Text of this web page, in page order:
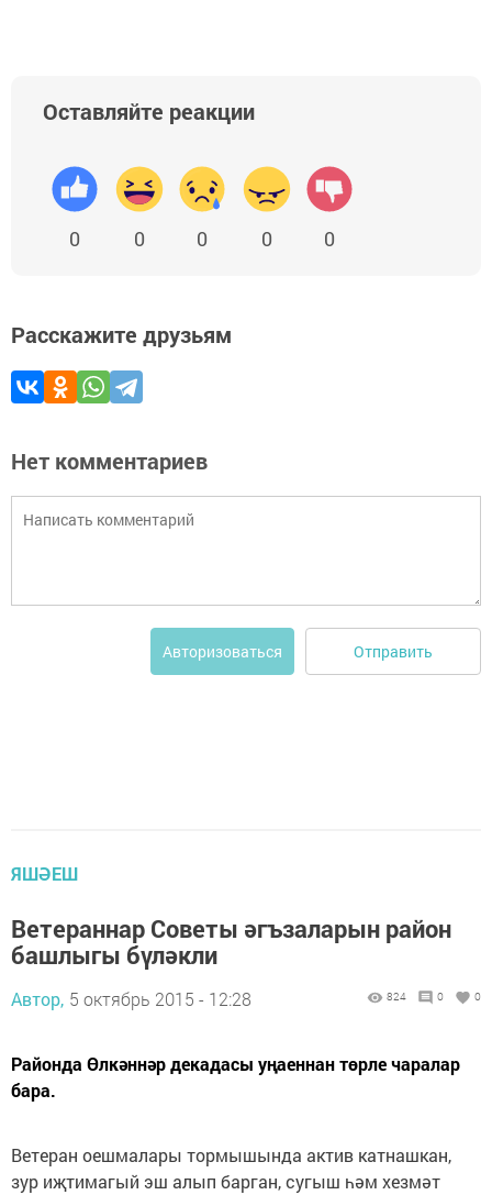
Оставляйте реакции
0 0 0 0 0
Расскажите друзьям
Нет комментариев
Авторизоваться Отправить
ЯШӘЕШ
Ветераннар Советы әгъзаларын район
башлыгы бүләкли
Автор, 5 октябрь 2015 - 12:28 824 0 0
Районда Өлкәннәр декадасы уңаеннан төрле чаралар
бара.
Ветеран оешмалары тормышында актив катнашкан,
зур иҗтимагый эш алып барган, сугыш һәм хезмәт